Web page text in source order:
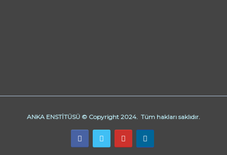
ANKA ENSTİTÜSÜ © Copyright 2024. Tüm hakları saklıdır.